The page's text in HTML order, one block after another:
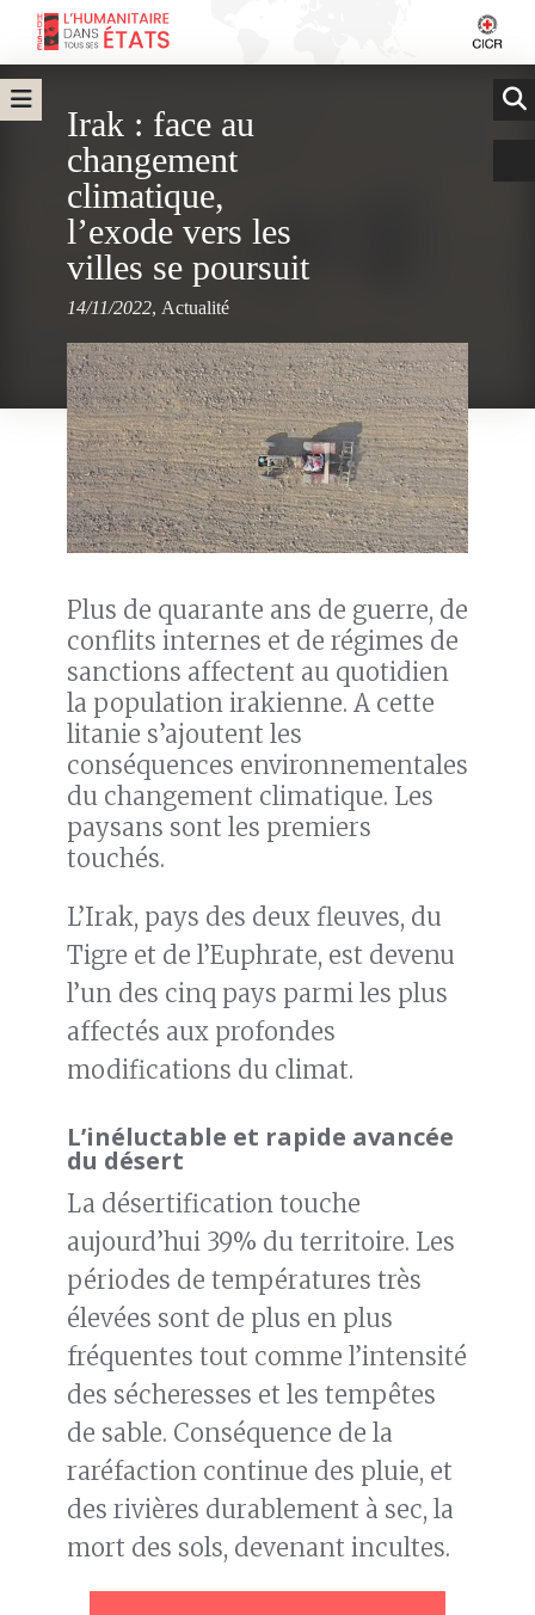
Irak : face au
changement
climatique,
l’exode vers les
villes se poursuit
14/11/2022, Actualité
Plus de quarante ans de guerre, de
conflits internes et de régimes de
sanctions affectent au quotidien
la population irakienne. A cette
litanie s’ajoutent les
conséquences environnementales
du changement climatique. Les
paysans sont les premiers
touchés.
L’Irak, pays des deux fleuves, du
Tigre et de l’Euphrate, est devenu
l’un des cinq pays parmi les plus
affectés aux profondes
modifications du climat.
L’inéluctable et rapide avancée
du désert
La désertification touche
aujourd’hui 39% du territoire. Les
périodes de températures très
élevées sont de plus en plus
fréquentes tout comme l’intensité
des sécheresses et les tempêtes
de sable. Conséquence de la
raréfaction continue des pluie, et
des rivières durablement à sec, la
mort des sols, devenant incultes.